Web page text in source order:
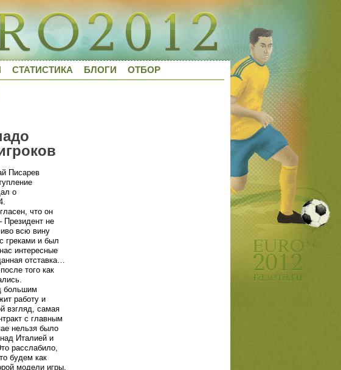
СТАТИСТИКА БЛОГИ ОТБОР
Писарев
о
что он
– Президент не
всю вину
греками и был
интересные
отставка…
того как
большим
работу и
взгляд, самая
с главным
нельзя было
Италией и
расслабило,
будем как
модели игры.